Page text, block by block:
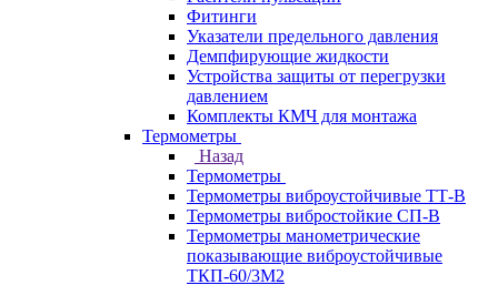
Фитинги
Указатели предельного давления
Демпфирующие жидкости
Устройства защиты от перегрузки
давлением
Комплекты КМЧ для монтажа
Термометры
Назад
Термометры
Термометры виброустойчивые ТТ-В
Термометры вибростойкие СП-В
Термометры манометрические
показывающие виброустойчивые
ТКП-60/3М2